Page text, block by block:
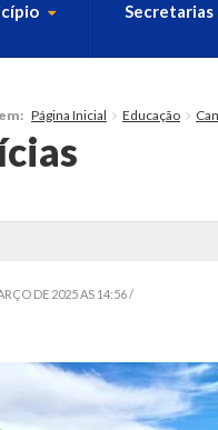
Secretarias
Página Inicial Educação
DE 2025 AS 14:56 /